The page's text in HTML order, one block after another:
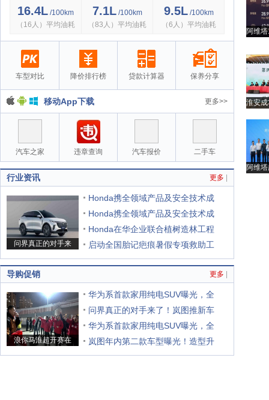
16.4L /100km
（16人）平均油耗
星标准型
7.1L/100km
（83人）平均油耗
479QE2
9.5L/100km
（6人）平均油耗
车型对比 降价排行榜 贷款计算器 保养分享
移动App下载 更多>>
汽车之家 违章查询 汽车报价 二手车
行业资讯 更多
问界真正的对手来
Honda携全领域产品及安全技术成
Honda携全领域产品及安全技术成
Honda在华企业联合植树造林工程
启动全国胎记疤痕暑假专项救助工
导购促销 更多
浪你马淮超开赛在
华为系首款家用纯电SUV曝光，全
问界真正的对手来了！岚图推新车
华为系首款家用纯电SUV曝光，全
岚图年内第二款车型曝光！造型升
阿维
淮安
阿维